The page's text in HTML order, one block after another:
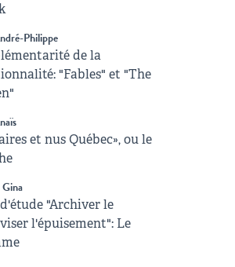
Philippe
de la
"Fables" et "The
et nus Québec», ou le
"Archiver le
l'épuisement": Le